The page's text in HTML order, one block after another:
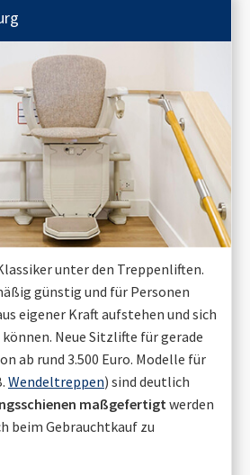
unter den Treppenliften.
günstig und für Personen
eigener Kraft aufstehen und sich
Neue Sitzlifte für gerade
ab rund 3.500 Euro. Modelle für
Wendeltreppen) sind deutlich
maßgefertigt werden
beim Gebrauchtkauf zu